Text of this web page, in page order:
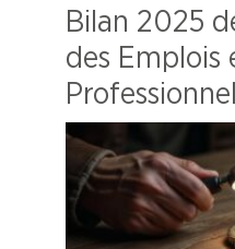
Bilan 2025
des Emplois